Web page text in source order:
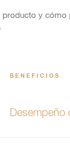
y cómo
BENEFICIOS
Desempeño